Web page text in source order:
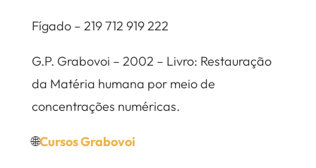
Fígado – 219 712 919 222
G.P. Grabovoi – 2002 – Livro: Restauração
da Matéria humana por meio de
concentrações numéricas.
🌐Cursos Grabovoi